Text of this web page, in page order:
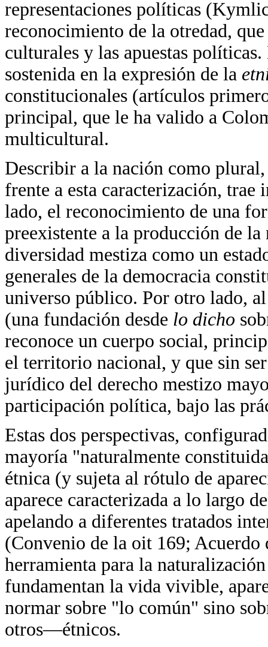
representaciones políticas
reconocimiento de la otredad,
culturales y las apuestas
sostenida en la expresión de la
constitucionales (artículos
principal, que le ha valido a
multicultural.
Describir a la nación como
frente a esta caracterización,
lado, el reconocimiento de una
preexistente a la producción de
diversidad mestiza como un
generales de la democracia
universo público. Por otro lado,
(una fundación desde lo dicho
reconoce un cuerpo social,
el territorio nacional, y que sin
jurídico del derecho mestizo
participación política, bajo las
Estas dos perspectivas,
mayoría "naturalmente
étnica (y sujeta al rótulo de
aparece caracterizada a lo largo
apelando a diferentes tratados
(Convenio de la oit 169; Acuerdo
herramienta para la
fundamentan la vida vivible,
normar sobre "lo común" sino
otros—étnicos.